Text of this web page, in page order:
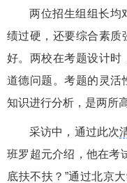
两位招生组组长均
绩过硬，还要综合素质
好。两校在考题设计时
道德问题。考题的灵活
知识进行分析，是两所
采访中，通过此次
班罗超元介绍，他在考
底扶不扶？”通过北京